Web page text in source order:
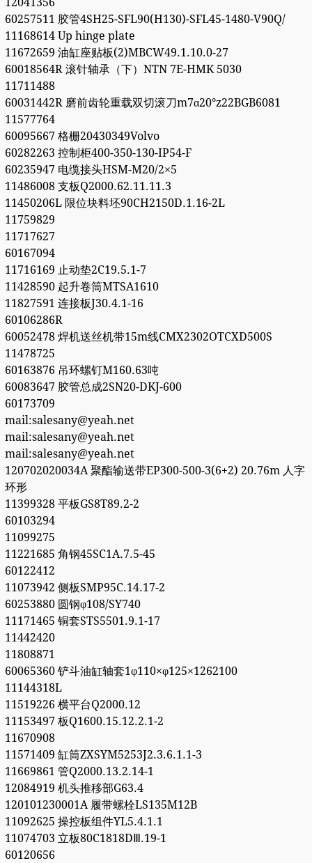
60257511 胶管4SH25-SFL90(H130)-SFL45-1480-V90Q/
11168614 Up hinge plate
11672659 油缸座贴板(2)MBCW49.1.10.0-27
60018564R 滚针轴承（下）NTN 7E-HMK 5030
11711488
60031442R 磨前齿轮重载双切滚刀m7α20°z22BGB6081
11577764
60095667 格栅20430349Volvo
60282263 控制柜400-350-130-IP54-F
60235947 电缆接头HSM-M20/2×5
11486008 支板Q2000.62.11.11.3
11450206L 限位块料坯90CH2150D.1.16-2L
11759829
11717627
60167094
11716169 止动垫2C19.5.1-7
11428590 起升卷筒MTSA1610
11827591 连接板J30.4.1-16
60106286R
60052478 焊机送丝机带15m线CMX2302OTCXD500S
11478725
60163876 吊环螺钉M160.63吨
60083647 胶管总成2SN20-DKJ-600
60173709
mail:salesany@yeah.net
mail:salesany@yeah.net
mail:salesany@yeah.net
120702020034A 聚酯输送带EP300-500-3(6+2) 20.76m 人字
环形
11399328 平板GS8T89.2-2
60103294
11099275
11221685 角钢45SC1A.7.5-45
60122412
11073942 侧板SMP95C.14.17-2
60253880 圆钢φ108/SY740
11171465 铜套STS5501.9.1-17
11442420
11808871
60065360 铲斗油缸轴套1φ110×φ125×1262100
11144318L
11519226 横平台Q2000.12
11153497 板Q1600.15.12.2.1-2
11670908
11571409 缸筒ZXSYM5253J2.3.6.1.1-3
11669861 管Q2000.13.2.14-1
12084919 机头推移部G63.4
120101230001A 履带螺栓LS135M12B
11092625 操控板组件YL5.4.1.1
11074703 立板80C1818DⅢ.19-1
60120656